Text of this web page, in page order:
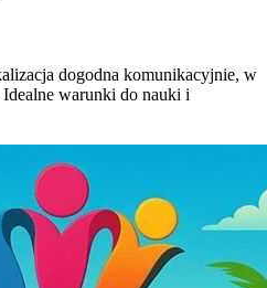
dogodna komunikacyjnie, w
warunki do nauki i